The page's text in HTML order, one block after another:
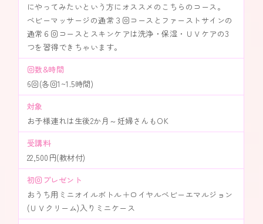
にやってみたいという方にオススメのこちらのコース。
ベビーマッサージの通常３回コースとファーストサインの
通常６回コースとスキンケアは洗浄・保湿・ＵＶケアの3
つを習得できちゃいます。
回数&時間
6回(各回1~1.5時間)
対象
お子様連れは生後2か月～妊婦さんもOK
受講料
22,500円(教材付)
初回プレゼント
おうち用ミニオイルボトル＋ロイヤルベビーエマルジョン
(ＵＶクリーム)入りミニケース